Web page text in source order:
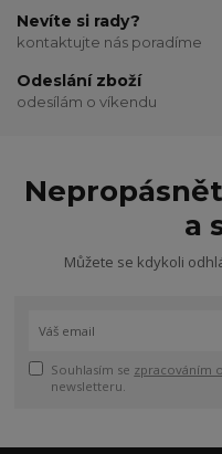
Nevíte si rady?
kontaktujte nás poradíme
Odeslání zboží
odesílám o víkendu
a
Můžete se kdykoli
Souhlasím se zpracováním
newsletteru.